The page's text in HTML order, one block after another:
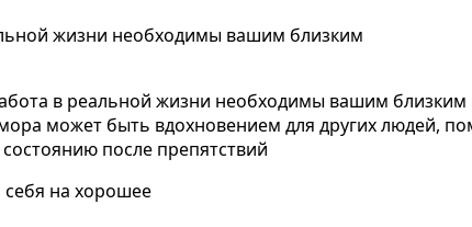
жизни необходимы вашим близким
в реальной жизни необходимы вашим близким
может быть вдохновением для других людей,
после препятствий
себя на хорошее